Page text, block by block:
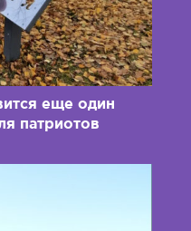
еще один
патриотов